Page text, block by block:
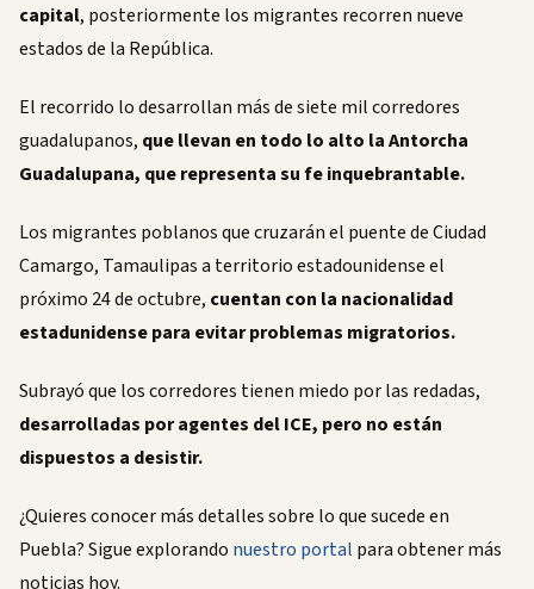
capital, posteriormente los migrantes recorren nueve
estados de la República.
El recorrido lo desarrollan más de siete mil corredores
guadalupanos, que llevan en todo lo alto la Antorcha
Guadalupana, que representa su fe inquebrantable.
Los migrantes poblanos que cruzarán el puente de Ciudad
Camargo, Tamaulipas a territorio estadounidense el
próximo 24 de octubre, cuentan con la nacionalidad
estadunidense para evitar problemas migratorios.
Subrayó que los corredores tienen miedo por las redadas,
desarrolladas por agentes del ICE, pero no están
dispuestos a desistir.
¿Quieres conocer más detalles sobre lo que sucede en
Puebla? Sigue explorando nuestro portal para obtener más
noticias hoy.